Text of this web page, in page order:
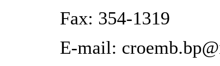
Fax: 354-1319
E-mail: